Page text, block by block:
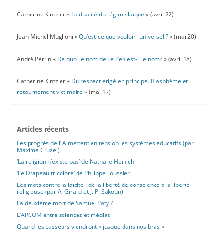
Catherine Kintzler « La dualité du régime laïque » (avril 22)
Jean-Michel Muglioni «Qu’est-ce que vouloir l’universel ?» (mai 20)
André Perrin « De quoi le nom de Le Pen est-il le nom?» (avril 18)
Catherine Kintzler « Du respect érigé en principe. Blasphème et
retournement victimaire » (mai 17)
Articles récents
Les progrès de l’IA mettent en tension les systèmes éducatifs (par
Maxime Cruzel)
‘La religion n’existe pas’ de Nathalie Heinich
‘Le Drapeau tricolore’ de Philippe Foussier
Les mots contre la laïcité : de la liberté de conscience à la liberté
religieuse (par A. Girard et J.-P. Sakoun)
La deuxième mort de Samuel Paty ?
L’ARCOM entre sciences et médias
Quand les casseurs viendront « jusque dans nos bras »